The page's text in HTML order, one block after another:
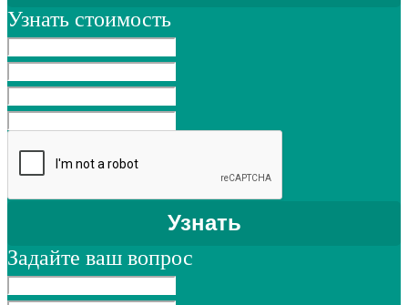
Узнать стоимость
Задайте ваш вопрос